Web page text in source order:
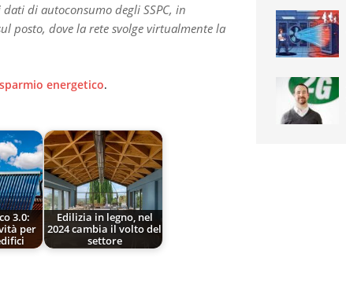
di autoconsumo degli SSPC, in
posto, dove la rete svolge virtualmente la
energetico.
3.0:
per
Edilizia in legno, nel
2024 cambia il volto del
settore